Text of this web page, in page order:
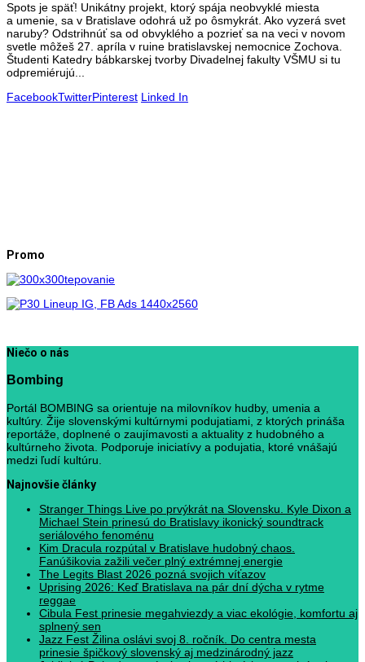
Spots je späť! Unikátny projekt, ktorý spája neobvyklé miesta
a umenie, sa v Bratislave odohrá už po ôsmykrát. Ako vyzerá svet
naruby? Odstrihnúť sa od obvyklého a pozrieť sa na veci v novom
svetle môžeš 27. apríla v ruine bratislavskej nemocnice Zochova.
Študenti Katedry bábkarskej tvorby Divadelnej fakulty VŠMU si tu
odpremiérujú...
FacebookTwitterPinterest Linked In
Promo
Niečo o nás
Bombing
Portál BOMBING sa orientuje na milovníkov hudby, umenia a
kultúry. Žije slovenskými kultúrnymi podujatiami, z ktorých prináša
reportáže, doplnené o zaujímavosti a aktuality z hudobného a
kultúrneho života. Podporuje iniciatívy a podujatia, ktoré vnášajú
medzi ľudí kultúru.
Najnovšie články
Stranger Things Live po prvýkrát na Slovensku. Kyle Dixon a
Michael Stein prinesú do Bratislavy ikonický soundtrack
seriálového fenoménu
Kim Dracula rozpútal v Bratislave hudobný chaos.
Fanúšikovia zažili večer plný extrémnej energie
The Legits Blast 2026 pozná svojich víťazov
Uprising 2026: Keď Bratislava na pár dní dýcha v rytme
reggae
Cibula Fest prinesie megahviezdy a viac ekológie, komfortu aj
splnený sen
Jazz Fest Žilina oslávi svoj 8. ročník. Do centra mesta
prinesie špičkový slovenský aj medzinárodný jazz